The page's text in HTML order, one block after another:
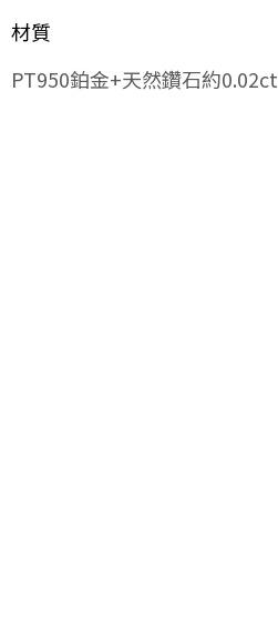
材質
PT950鉑金+天然鑽石約0.02ct